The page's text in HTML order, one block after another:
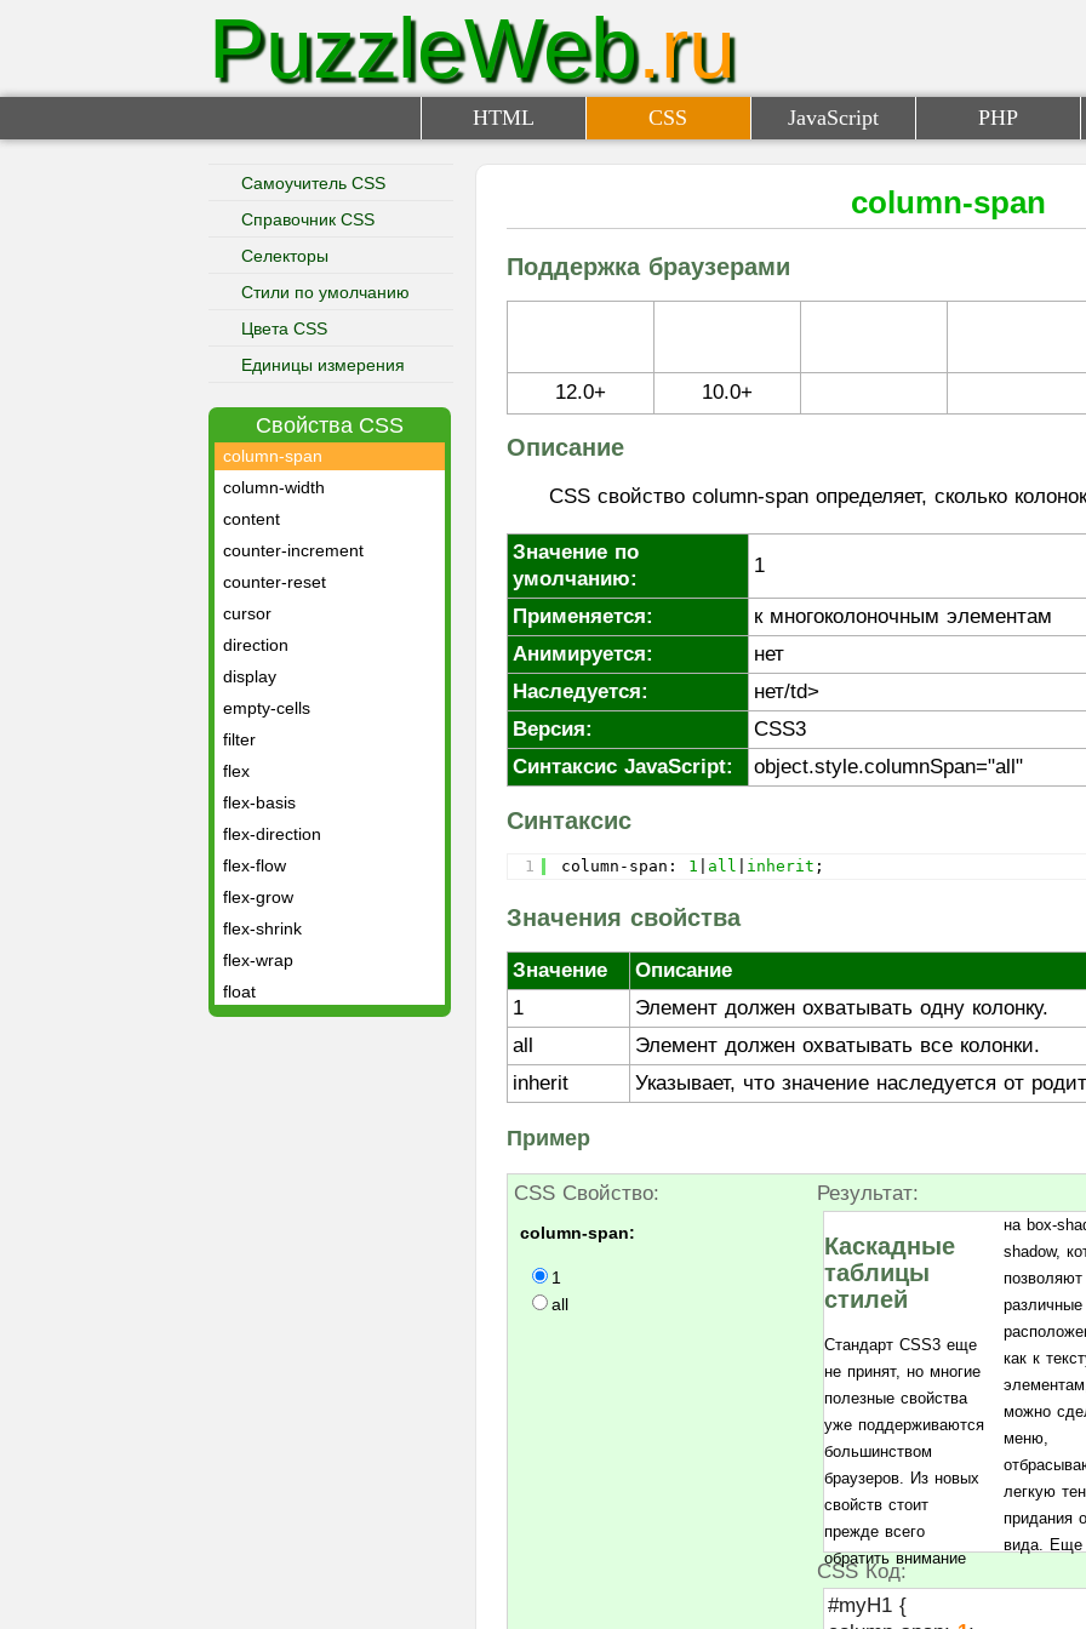
PuzzleWeb.ru
HTML CSS JavaScript PHP
Самоучитель CSS
Справочник CSS
Селекторы
Стили по умолчанию
Цвета CSS
Единицы измерения
Свойства CSS
box-shadow
box-sizing
clear
column-count
column-gap
column-rule
column-rule-color
column-rule-style
columns
column-span
column-width
content
counter-increment
counter-reset
cursor
direction
display
empty-cells
filter
flex
flex-basis
flex-direction
flex-flow
flex-grow
flex-shrink
flex-wrap
float
font
column-span
Поддержка браузерами
12.0+ 10.0+
Описание
CSS свойство column-span определяет, сколько
Значение по
умолчанию:
1
Применяется:
к многоколоночным элементам
Анимируется:
нет
Наследуется:
нет/td>
Версия:
CSS3
Синтаксис JavaScript:
object.style.columnSpan="all"
Синтаксис
1 column-span: 1 all inherit ;
Значения свойства
Значение
Описание
1
Элемент должен охватывать одну колонку.
all
Элемент должен охватывать все колонки.
inherit
Указывает, что значение наследуется от
Пример
CSS Свойство:
column-span:
1
all
Результат:
Каскадные
таблицы
стилей
Стандарт CSS3 еще
не принят, но многие
полезные свойства
уже поддерживаются
большинством
браузеров. Из новых
свойств стоит
прежде всего
обратить внимание
на box-
shadow,
как к
можно
меню,
легкую
придания
вида. Еще
работы с
column, он
делить
колонки,
ширину
расстоянием между
выбирать
ширину и
CSS Код:
#myH1 {